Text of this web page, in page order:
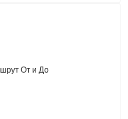
От и До